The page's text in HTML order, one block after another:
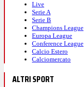
Live
Serie A
Serie B
Champions League
Europa League
Conference League
Calcio Estero
Calciomercato
ALTRI SPORT